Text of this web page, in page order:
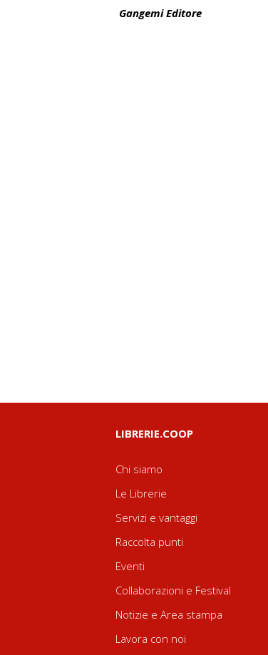
Gangemi Editore
LIBRERIE.COOP
Chi siamo
Le Librerie
Servizi e vantaggi
Raccolta punti
Eventi
Collaborazioni e Festival
Notizie e Area stampa
Lavora con noi